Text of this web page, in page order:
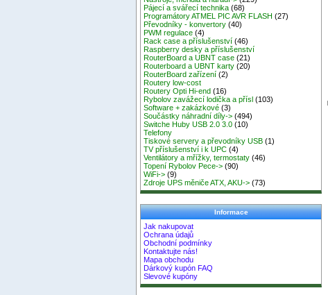
Pájecí a svářecí technika (68)
Programátory ATMEL PIC AVR FLASH (27)
Převodníky - konvertory (40)
PWM regulace (4)
Rack case a příslušenství (46)
Raspberry desky a příslušenství
RouterBoard a UBNT case (21)
Routerboard a UBNT karty (20)
RouterBoard zařízení (2)
Routery low-cost
Routery Opti Hi-end (16)
Rybolov zavážecí lodička a přísl (103)
Software + zakázkové (3)
Součástky náhradní díly-> (494)
Switche Huby USB 2.0 3.0 (10)
Telefony
Tiskové servery a převodníky USB (1)
TV příslušenství i k UPC (4)
Ventilátory a mřížky, termostaty (46)
Topení Rybolov Pece-> (90)
WiFi-> (9)
Zdroje UPS měniče ATX, AKU-> (73)
Informace
Jak nakupovat
Ochrana údajů
Obchodní podmínky
Kontaktujte nás!
Mapa obchodu
Dárkový kupón FAQ
Slevové kupóny